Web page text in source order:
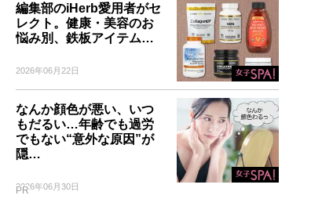
編集部のiHerb愛用者がセ
レクト。健康・美容のお
悩み別、鉄板アイテム…
2026年06月22日
なんか顔色が悪い、いつ
もだるい…年齢でも過労
でもない“意外な原因”が
隠…
2026年06月30日
PR